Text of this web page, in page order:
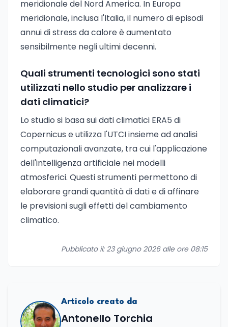
meridionale del Nord America. In Europa
meridionale, inclusa l'Italia, il numero di episodi
annui di stress da calore è aumentato
sensibilmente negli ultimi decenni.
Quali strumenti tecnologici sono stati
utilizzati nello studio per analizzare i
dati climatici?
Lo studio si basa sui dati climatici ERA5 di
Copernicus e utilizza l'UTCI insieme ad analisi
computazionali avanzate, tra cui l'applicazione
dell'intelligenza artificiale nei modelli
atmosferici. Questi strumenti permettono di
elaborare grandi quantità di dati e di affinare
le previsioni sugli effetti del cambiamento
climatico.
Pubblicato il: 23 giugno 2026 alle ore 08:15
Articolo creato da
Antonello Torchia